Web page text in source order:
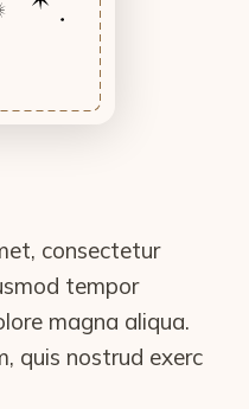
consectetur
tempor
magna aliqua.
quis nostrud exerc